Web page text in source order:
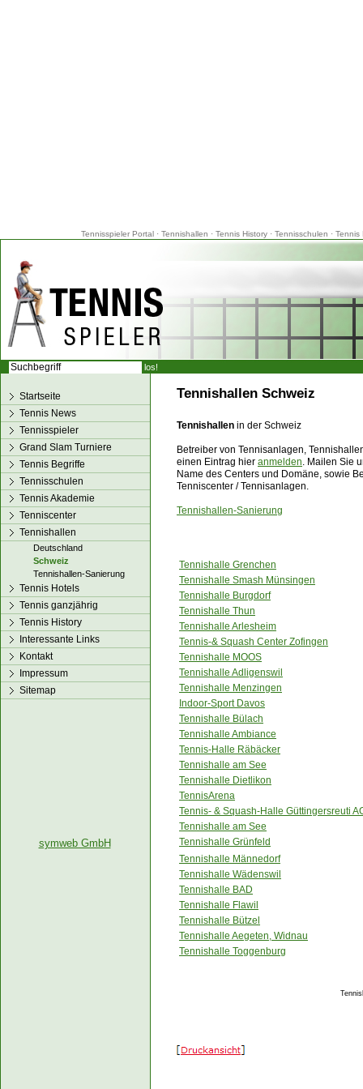
Tennisspieler Portal· Tennishallen · Tennis History· Tennisschulen · Tennis
Tennishallen Schweiz
Tennishallen in der Schweiz
Betreiber von Tennisanlagen,
einen Eintrag hier anmelden. Mailen Sie
Name des Centers und Domäne, sowie
Tenniscenter / Tennisanlagen.
Tennishallen-Sanierung
Tennishalle Grenchen
Tennishalle Smash Münsingen
Tennishalle Burgdorf
Tennishalle Thun
Tennishalle Arlesheim
Tennis-& Squash Center Zofingen
Tennishalle MOOS
Tennishalle Adligenswil
Tennishalle Menzingen
Indoor-Sport Davos
Tennishalle Bülach
Tennishalle Ambiance
Tennis-Halle Räbäcker
Tennishalle am See
Tennishalle Dietlikon
TennisArena
Tennis- & Squash-Halle Güttingersreuti
Tennishalle am See
Tennishalle Grünfeld
Tennishalle Männedorf
Tennishalle Wädenswil
Tennishalle BAD
Tennishalle Flawil
Tennishalle Bützel
Tennishalle Aegeten, Widnau
Tennishalle Toggenburg
Startseite
Tennis News
Tennisspieler
Grand Slam Turniere
Tennis Begriffe
Tennisschulen
Tennis Akademie
Tenniscenter
Tennishallen
Deutschland
Schweiz
Tennishallen-Sanierung
Tennis Hotels
Tennis ganzjährig
Tennis History
Interessante Links
Kontakt
Impressum
Sitemap
symweb GmbH
los!